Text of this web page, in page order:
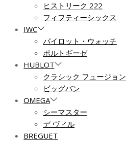
ヒストリーク 222
フィフティーシックス
IWC
パイロット・ウォッチ
ポルトギーゼ
HUBLOT
クラシック フュージョン
ビッグバン
OMEGA
シーマスター
デ ヴィル
BREGUET